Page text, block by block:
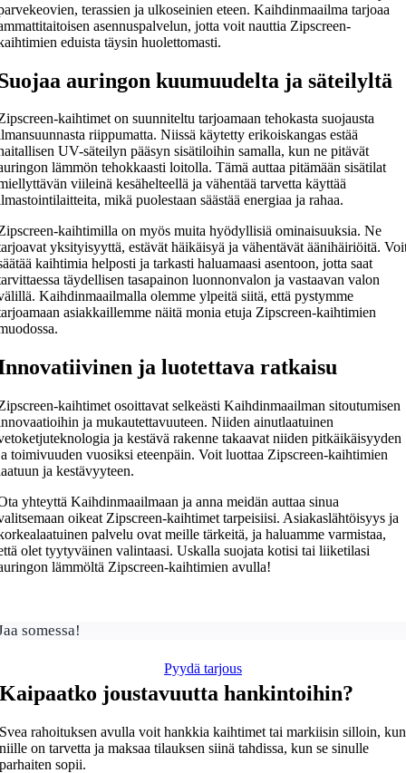
terassien ja ulkoseinien eteen. Kaihdinmaailma tarjoaa
asennuspalvelun, jotta voit nauttia Zipscreen-
eduista täysin huolettomasti.
auringon kuumuudelta ja säteilyltä
kaihtimet on suunniteltu tarjoamaan tehokasta suojausta
riippumatta. Niissä käytetty erikoiskangas estää
UV-säteilyn pääsyn sisätiloihin samalla, kun ne pitävät
lämmön tehokkaasti loitolla. Tämä auttaa pitämään sisätilat
viileinä kesähelteellä ja vähentää tarvetta käyttää
mikä puolestaan säästää energiaa ja rahaa.
kaihtimilla on myös muita hyödyllisiä ominaisuuksia. Ne
yksityisyyttä, estävät häikäisyä ja vähentävät äänihäiriöitä.
kaihtimia helposti ja tarkasti haluamaasi asentoon, jotta saat
täydellisen tasapainon luonnonvalon ja vastaavan valon
Kaihdinmaailmalla olemme ylpeitä siitä, että pystymme
asiakkaillemme näitä monia etuja Zipscreen-kaihtimien
ja luotettava ratkaisu
kaihtimet osoittavat selkeästi Kaihdinmaailman sitoutumisen
ja mukautettavuuteen. Niiden ainutlaatuinen
ja kestävä rakenne takaavat niiden pitkäikäisyyden
toimivuuden vuosiksi eteenpäin. Voit luottaa Zipscreen-kaihtimien
ja kestävyyteen.
yhteyttä Kaihdinmaailmaan ja anna meidän auttaa sinua
oikeat Zipscreen-kaihtimet tarpeisiisi. Asiakaslähtöisyys ja
palvelu ovat meille tärkeitä, ja haluamme varmistaa,
olet tyytyväinen valintaasi. Uskalla suojata kotisi tai liiketilasi
lämmöltä Zipscreen-kaihtimien avulla!
somessa!
Pyydä tarjous
Kaipaatko joustavuutta hankintoihin?
Svea rahoituksen avulla voit hankkia kaihtimet tai markiisin silloin, kun
niille on tarvetta ja maksaa tilauksen siinä tahdissa, kun se sinulle
parhaiten sopii.